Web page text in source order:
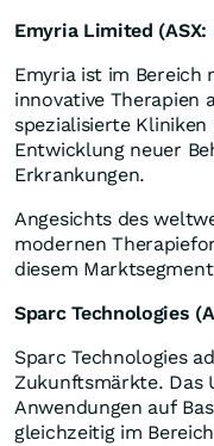
Emyria Limited (ASX:
Emyria ist im Bereich
innovative Therapien
spezialisierte
Entwicklung neuer
Erkrankungen.
Angesichts des
modernen
diesem
Sparc Technologies
Sparc Technologies
Zukunftsmärkte. Das
Anwendungen auf
gleichzeitig im